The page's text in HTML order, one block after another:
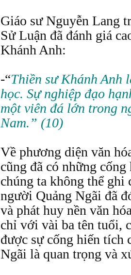
Giáo sư Nguyễn Lang
Sử Luận đã đánh giá
Khánh Anh:
-“Thiền sư Khánh Anh
học. Sự nghiệp đạo
một viên đá lớn trong
Nam.” (10)
Về phương diện văn
cũng đã có những
chúng ta không thể ghi
người Quảng Ngãi đã
và phát huy nền văn
chỉ với vài ba tên tuổi,
được sự cống hiến tích
Ngãi là quan trọng và